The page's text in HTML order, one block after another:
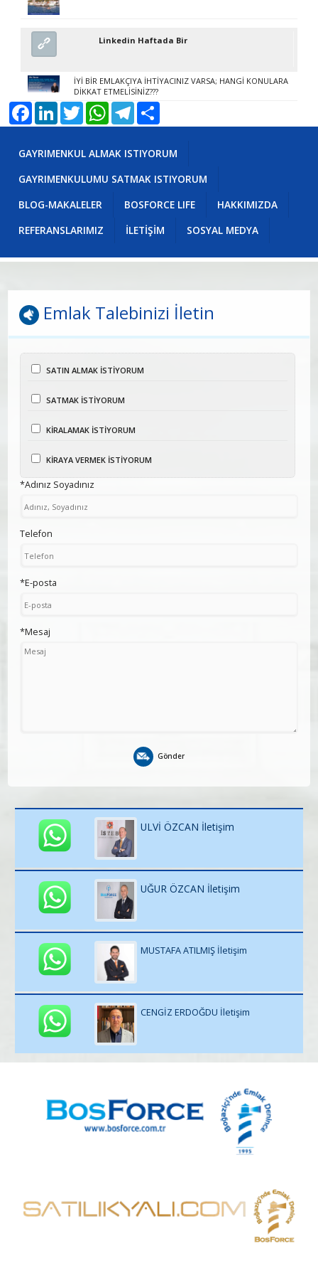
Linkedin Haftada Bir
İYİ BİR EMLAKÇIYA İHTİYACINIZ VARSA; HANGİ KONULARA
DİKKAT ETMELİSİNİZ???
GAYRIMENKUL ALMAK ISTIYORUM
GAYRIMENKULUMU SATMAK ISTIYORUM
BLOG-MAKALELER
BOSFORCE LIFE
HAKKIMIZDA
REFERANSLARIMIZ
İLETİŞİM SOSYAL MEDYA
Emlak Talebinizi İletin
SATIN ALMAK İSTİYORUM
SATMAK İSTİYORUM
KİRALAMAK İSTİYORUM
KİRAYA VERMEK İSTİYORUM
*Adınız Soyadınız
Telefon
*E-posta
*Mesaj
Gönder
ULVİ ÖZCAN İletişim
UĞUR ÖZCAN İletişim
MUSTAFA ATILMIŞ İletişim
CENGİZ ERDOĞDU İletişim
FacebookLinkedInTwitter WhatsAppTelegram